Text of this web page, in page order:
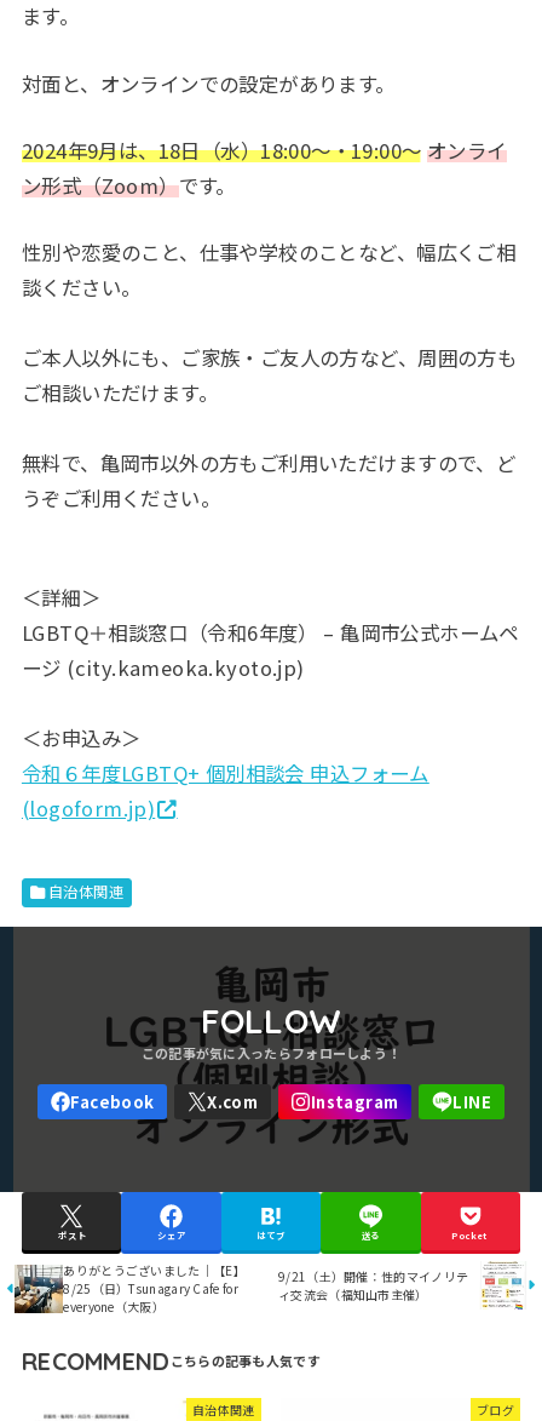
ます。
対面と、オンラインでの設定があります。
2024年9月は、18日（水）18:00～・19:00～ オンライ
ン形式（Zoom）です。
性別や恋愛のこと、仕事や学校のことなど、幅広くご相
談ください。
ご本人以外にも、ご家族・ご友人の方など、周囲の方も
ご相談いただけます。
無料で、亀岡市以外の方もご利用いただけますので、ど
うぞご利用ください。
＜詳細＞
LGBTQ＋相談窓口（令和6年度） – 亀岡市公式ホームペ
ージ (city.kameoka.kyoto.jp)
＜お申込み＞
令和６年度LGBTQ+ 個別相談会 申込フォーム
(logoform.jp)
自治体関連
FOLLOW
ポスト シェア はてブ 送る Pocket
ありがとうございました｜【E】
8/25（日）Tsunagary Cafe for
everyone（大阪）
9/21（土）開催：性的マイノリテ
ィ交流会（福知山市主催）
RECOMMEND
自治体関連 ブログ